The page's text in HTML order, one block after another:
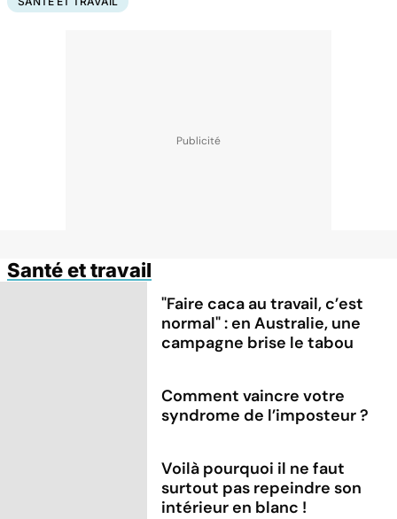
Santé et travail
"Faire caca au travail, c’est
normal" : en Australie, une
campagne brise le tabou
Comment vaincre votre
syndrome de l’imposteur ?
Voilà pourquoi il ne faut
surtout pas repeindre son
intérieur en blanc !